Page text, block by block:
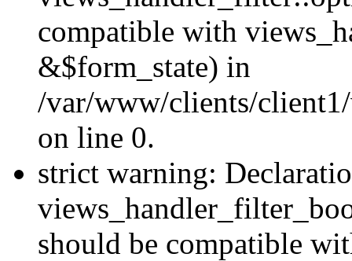
compatible with
&$form_state) in
/var/www/clients/
on line 0.
strict warning:
should be compatible